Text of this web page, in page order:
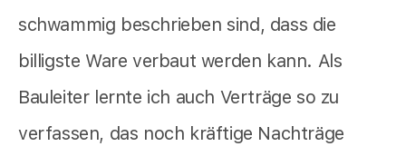
schwammig beschrieben sind, dass die
billigste Ware verbaut werden kann. Als
Bauleiter lernte ich auch Verträge so zu
verfassen, das noch kräftige Nachträge